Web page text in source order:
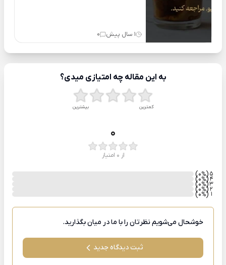
1 سال پیش 0
به این مقاله چه امتیازی میدی؟
کمترین بیشترین
0
از 0 امتیاز
5
(0
%
) 4
(0
%
) 3
(0
%
) 2
(0
%
) 1
(0
%
)
خوشحال می‌شویم نظرتان را با ما در میان بگذارید.
ثبت دیدگاه جدید